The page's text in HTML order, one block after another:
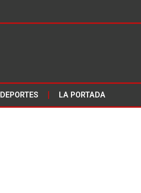
DEPORTES LA PORTADA